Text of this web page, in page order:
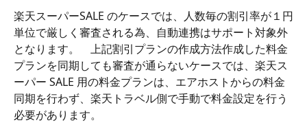
楽天スーパーSALE のケースでは、人数毎の割引率が１円
単位で厳しく審査される為、自動連携はサポート対象外
となります。　上記割引プランの作成方法作成した料金
プランを同期しても審査が通らないケースでは、楽天ス
ーパー SALE 用の料金プランは、エアホストからの料金
同期を行わず、楽天トラベル側で手動で料金設定を行う
必要があります。